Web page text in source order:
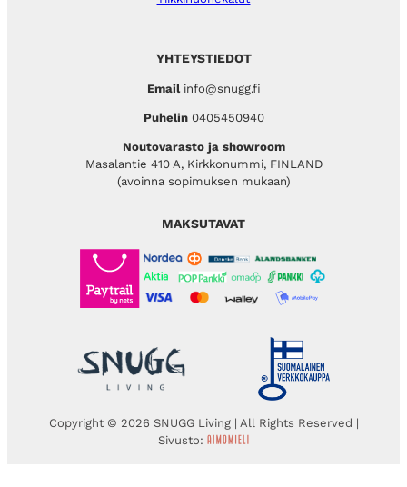
YHTEYSTIEDOT
Emailinfo@snugg.fi
Puhelin 0405450940
Noutovarasto ja showroom
Masalantie 410 A, Kirkkonummi, FINLAND
(avoinna sopimuksen mukaan)
MAKSUTAVAT
Copyright © 2026 SNUGG Living | All Rights Reserved |
Sivusto: